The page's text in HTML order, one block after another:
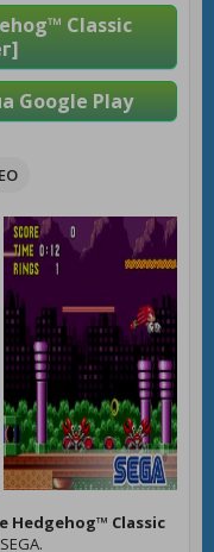
Classic
Google Play
Hedgehog™ Classic